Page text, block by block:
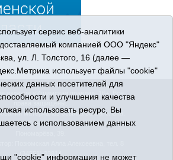
издание «Ишимская правда». 16+. Все
права защищены.
материалов ссылка обязательна.
627750 Тюменская область, г. Ишим, ул.
(34551) 23814
сервис веб-аналитики
компанией ООО "Яндекс"
ул. Л. Толстого, 16 (далее —
использует файлы "cookie"
данных посетителей для
и улучшения качества
использовать ресурс, Вы
с использованием данных
"cookie" информация не может